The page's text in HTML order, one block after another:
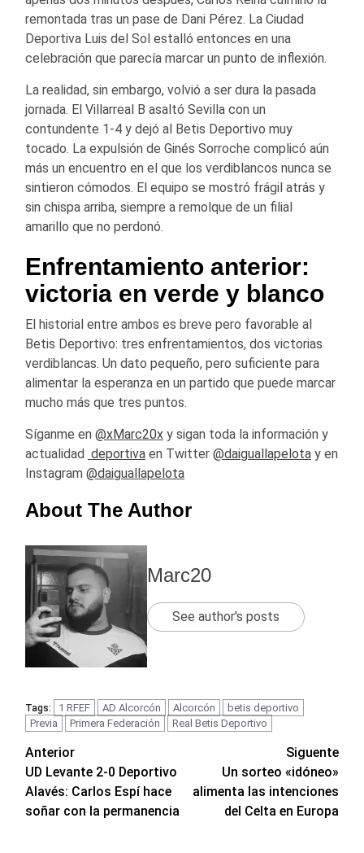
remontada tras un pase de Dani Pérez. La Ciudad
Deportiva Luis del Sol estalló entonces en una
celebración que parecía marcar un punto de inflexión.
La realidad, sin embargo, volvió a ser dura la pasada
jornada. El Villarreal B asaltó Sevilla con un
contundente 1-4 y dejó al Betis Deportivo muy
tocado. La expulsión de Ginés Sorroche complicó aún
más un encuentro en el que los verdiblancos nunca se
sintieron cómodos. El equipo se mostró frágil atrás y
sin chispa arriba, siempre a remolque de un filial
amarillo que no perdonó.
Enfrentamiento anterior:
victoria en verde y blanco
El historial entre ambos es breve pero favorable al
Betis Deportivo: tres enfrentamientos, dos victorias
verdiblancas. Un dato pequeño, pero suficiente para
alimentar la esperanza en un partido que puede marcar
mucho más que tres puntos.
Síganme en @xMarc20x y sigan toda la información y
actualidad deportiva en Twitter @daiguallapelota y en
Instagram @daiguallapelota
About The Author
Marc20
See author's posts
Tags: 1 RFEF AD Alcorcón Alcorcón
betis deportivo
Previa
Primera Federación Real Betis Deportivo
Navegación
de
entradas
Anterior
UD Levante 2-0 Deportivo
Alavés: Carlos Espí hace
soñar con la permanencia
Siguente
Un sorteo «idóneo»
alimenta las intenciones
del Celta en Europa